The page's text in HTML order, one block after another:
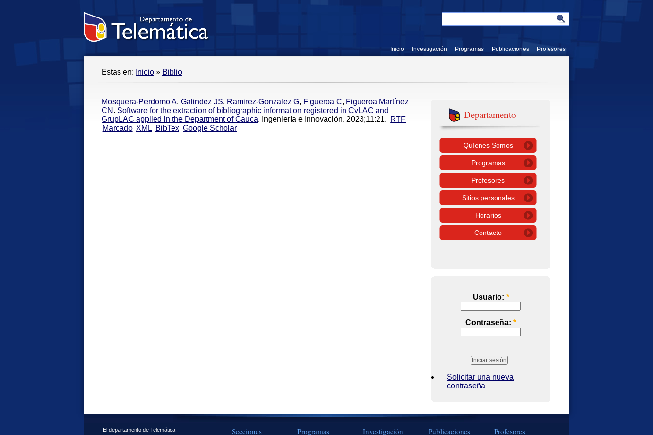
Inicio Investigación Programas Publicaciones Profesores
Estas en: Inicio » Biblio
Mosquera-Perdomo A, Galindez JS, Ramirez-Gonzalez G, Figueroa C, Figueroa Martínez
CN . Software for the extraction of bibliographic information registered in CvLAC and
GrupLAC applied in the Department of Cauca. Ingeniería e Innovación. 2023;11:21. RTF
Marcado XML BibTex Google Scholar
Departamento
Quíenes Somos
Programas
Profesores
Sitios personales
Horarios
Contacto
Usuario: *
Contraseña: *
Solicitar una nueva
contraseña
El departamento de Telemática
Secciones Programas Investigación Publicaciones Profesores